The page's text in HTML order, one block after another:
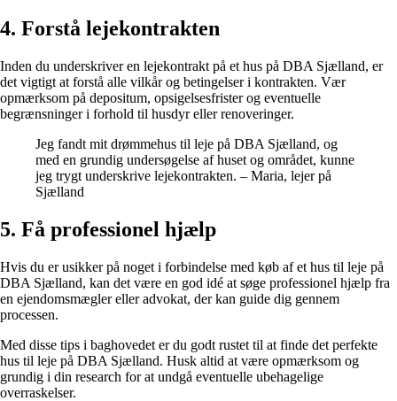
4. Forstå lejekontrakten
Inden du underskriver en lejekontrakt på et hus på DBA Sjælland, er
det vigtigt at forstå alle vilkår og betingelser i kontrakten. Vær
opmærksom på depositum, opsigelsesfrister og eventuelle
begrænsninger i forhold til husdyr eller renoveringer.
Jeg fandt mit drømmehus til leje på DBA Sjælland, og
med en grundig undersøgelse af huset og området, kunne
jeg trygt underskrive lejekontrakten. – Maria, lejer på
Sjælland
5. Få professionel hjælp
Hvis du er usikker på noget i forbindelse med køb af et hus til leje på
DBA Sjælland, kan det være en god idé at søge professionel hjælp fra
en ejendomsmægler eller advokat, der kan guide dig gennem
processen.
Med disse tips i baghovedet er du godt rustet til at finde det perfekte
hus til leje på DBA Sjælland. Husk altid at være opmærksom og
grundig i din research for at undgå eventuelle ubehagelige
overraskelser.